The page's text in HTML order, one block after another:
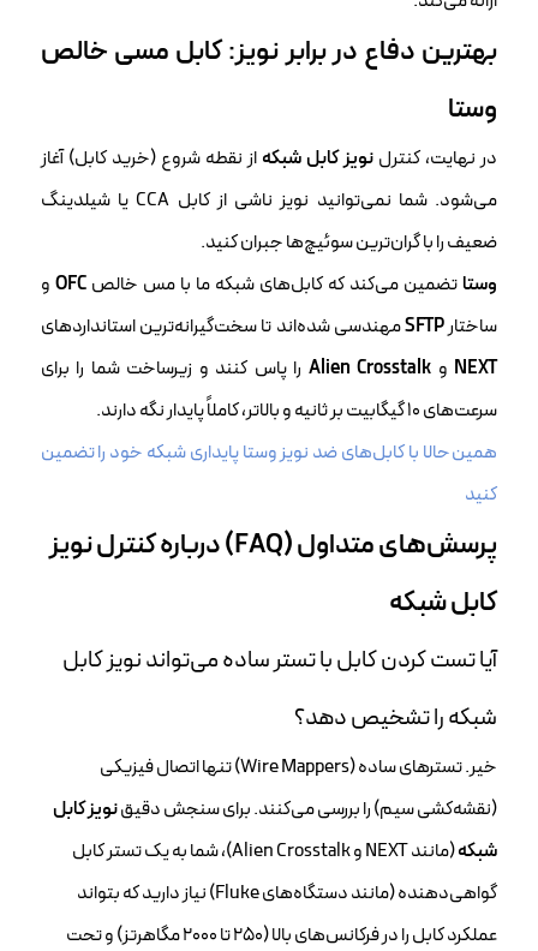
بهترین دفاع در برابر نویز: کابل مسی خالص
وستا
در نهایت، کنترل نویز کابل شبکه از نقطه شروع (خرید کابل) آغاز
می‌شود. شما نمی‌توانید نویز ناشی از کابل CCA یا شیلدینگ
ضعیف را با گران‌ترین سوئیچ‌ها جبران کنید.
وستا تضمین می‌کند که کابل‌های شبکه ما با مس خالصOFC و
ساختارSFTPمهندسی شده‌اند تا سخت‌گیرانه‌ترین استانداردهای
NEXT و Alien Crosstalk را پاس کنند و زیرساخت شما را برای
سرعت‌های ۱۰ گیگابیت بر ثانیه و بالاتر، کاملاً پایدار نگه دارند.
همین حالا با کابل‌های ضد نویز وستا پایداری شبکه خود را تضمین
کنید
پرسش‌های متداول (FAQ) درباره کنترل
نویز
کابل شبکه
آیا تست کردن کابل با تستر ساده می‌تواند نویز کابل
شبکه را تشخیص دهد؟
خیر. تستر‌های ساده (Wire Mappers) تنها اتصال فیزیکی
(نقشه‌کشی سیم) را بررسی می‌کنند. برای سنجش دقیقنویز کابل
شبکه
(مانند NEXT و Alien Crosstalk)، شما به یک تستر کابل
گواهی‌دهنده (مانند دستگاه‌های Fluke) نیاز دارید که بتواند
عملکرد کابل را در فرکانس‌های بالا (۲۵۰ تا ۲۰۰۰ مگاهرتز) و تحت